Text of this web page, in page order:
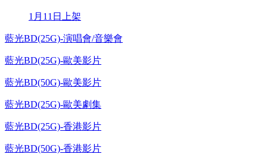
1月11日上架
藍光BD(25G)-演唱會/音樂會
藍光BD(25G)-歐美影片
藍光BD(50G)-歐美影片
藍光BD(25G)-歐美劇集
藍光BD(25G)-香港影片
藍光BD(50G)-香港影片